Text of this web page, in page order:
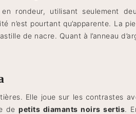
rondeur, utilisant seulement
n’est pourtant qu’apparente. La
de nacre. Quant à l’anneau
Elle joue sur les contrastes
de petits diamants noirs sertis.